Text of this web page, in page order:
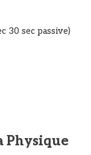
30 sec passive)
Physique